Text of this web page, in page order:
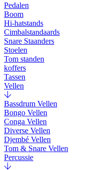
Pedalen
Boom
Hi-hatstands
Cimbalstandaards
Snare Staanders
Stoelen
Tom standen
koffers
Tassen
Vellen
Bassdrum Vellen
Bongo Vellen
Conga Vellen
Diverse Vellen
Djembé Vellen
Tom & Snare Vellen
Percussie